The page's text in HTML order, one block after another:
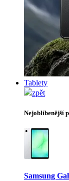
Tablety
zpět
Nejoblíbenější
Samsung